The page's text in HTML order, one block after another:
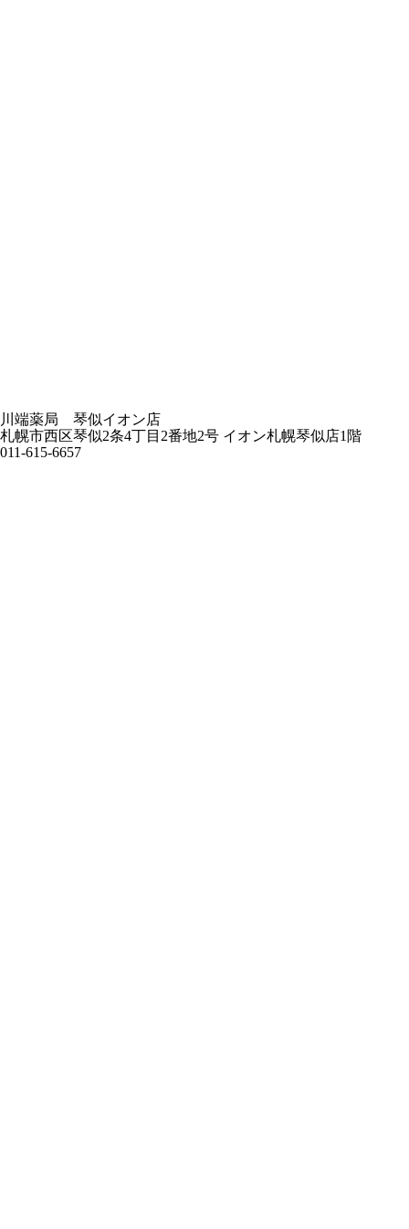
川端薬局 琴似イオン店
札幌市西区琴似2条4丁目2番地2号 イオン札幌琴似店1階
011-615-6657